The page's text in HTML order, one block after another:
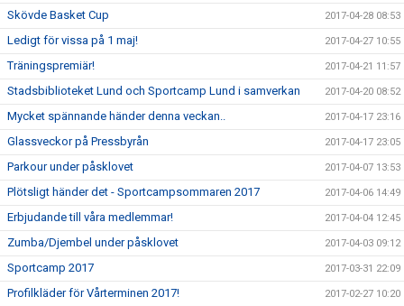
Skövde Basket Cup 2017-04-28 08:53
Ledigt för vissa på 1 maj! 2017-04-27 10:55
Träningspremiär! 2017-04-21 11:57
Stadsbiblioteket Lund och Sportcamp Lund i samverkan 2017-04-20 08:52
Mycket spännande händer denna veckan.. 2017-04-17 23:16
Glassveckor på Pressbyrån 2017-04-17 23:05
Parkour under påsklovet 2017-04-07 13:53
Plötsligt händer det - Sportcampsommaren 2017 2017-04-06 14:49
Erbjudande till våra medlemmar! 2017-04-04 12:45
Zumba/Djembel under påsklovet 2017-04-03 09:12
Sportcamp 2017 2017-03-31 22:09
Profilkläder för Vårterminen 2017! 2017-02-27 10:20